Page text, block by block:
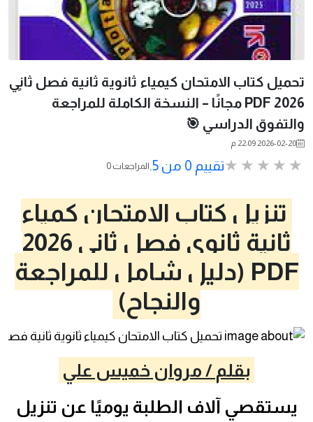
تحميل كتاب الامتحان كيمياء ثانوية ثانية فصل ثانٍي
2026 PDF مجانًا – النسخة الكاملة للمراجعة
والتفوق الدراسي 🎯
2026-02-20 22:09 م
تقييم 0 من 5. 0 المراجعات
تنزيل كتاب الإمتحان كمياء
ثانية ثانوي فصل ثاني 2026
PDF (دليل شامل للمراجعة
والنجاح)
بقلم / مروان خميس علي
يستقصي آلاف الطلبة يوميًا عن تنزيل